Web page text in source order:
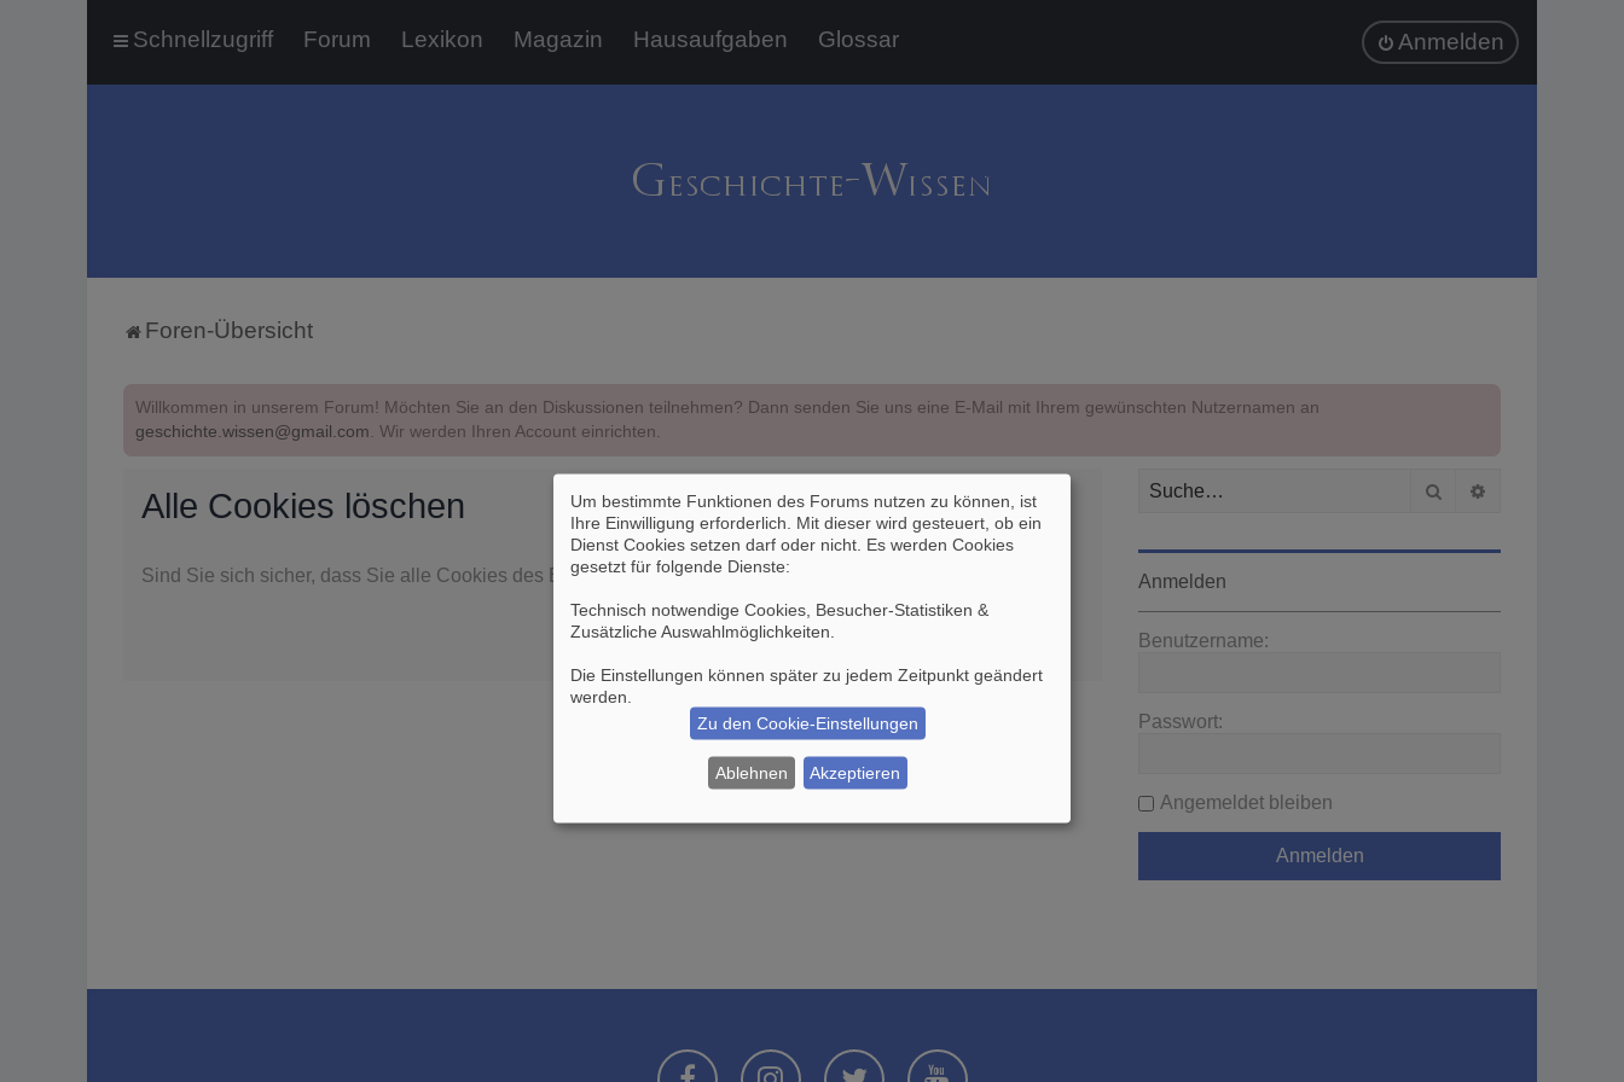
Schnellzugriff Forum Lexikon Magazin Hausaufgaben Glossar Anmelden
Foren-Übersicht
Willkommen in unserem Forum! Möchten Sie an den Diskussionen teilnehmen? Dann senden Sie uns eine E-Mail mit Ihrem gewünschten Nutzernamen an
geschichte.wissen@gmail.com. Wir werden Ihren Account einrichten.
Alle Cookies löschen
Sind Sie sich sicher, dass Sie alle Cookies des Boards löschen möchten?
Suche
Anmelden
Benutzername:
Passwort:
Angemeldet bleiben
Um bestimmte Funktionen des Forums nutzen zu können, ist
Ihre Einwilligung erforderlich. Mit dieser wird gesteuert, ob ein
Dienst Cookies setzen darf oder nicht. Es werden Cookies
gesetzt für folgende Dienste:
Technisch notwendige Cookies, Besucher-Statistiken &
Zusätzliche Auswahlmöglichkeiten
Die Einstellungen können später zu jedem Zeitpunkt geändert
werden.
Zu den Cookie-Einstellungen
Ablehnen Akzeptieren